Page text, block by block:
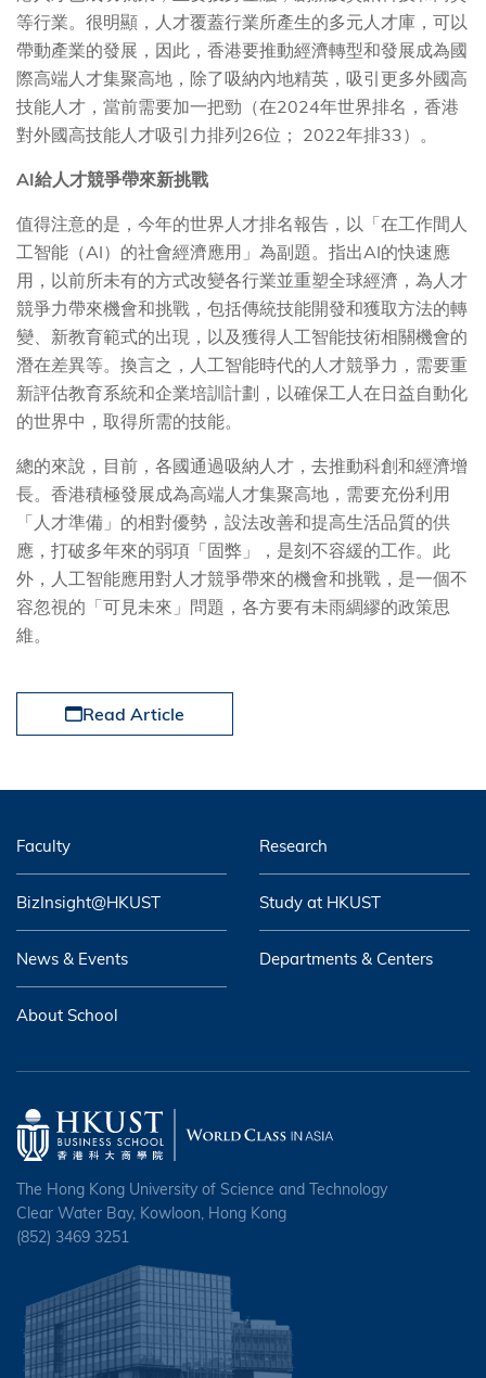
等行業。很明顯，人才覆蓋行業所產生的多元人才庫，可以
帶動產業的發展，因此，香港要推動經濟轉型和發展成為國
際高端人才集聚高地，除了吸納內地精英，吸引更多外國高
技能人才，當前需要加一把勁（在2024年世界排名，香港
對外國高技能人才吸引力排列26位； 2022年排33）。
AI給人才競爭帶來新挑戰
值得注意的是，今年的世界人才排名報告，以「在工作間人
工智能（AI）的社會經濟應用」為副題。指出AI的快速應
用，以前所未有的方式改變各行業並重塑全球經濟，為人才
競爭力帶來機會和挑戰，包括傳統技能開發和獲取方法的轉
變、新教育範式的出現，以及獲得人工智能技術相關機會的
潛在差異等。換言之，人工智能時代的人才競爭力，需要重
新評估教育系統和企業培訓計劃，以確保工人在日益自動化
的世界中，取得所需的技能。
總的來說，目前，各國通過吸納人才，去推動科創和經濟增
長。香港積極發展成為高端人才集聚高地，需要充份利用
「人才準備」的相對優勢，設法改善和提高生活品質的供
應，打破多年來的弱項「固弊」，是刻不容緩的工作。此
外，人工智能應用對人才競爭帶來的機會和挑戰，是一個不
容忽視的「可見未來」問題，各方要有未雨綢繆的政策思
維。
Read Article
Faculty Research
BizInsight@HKUST Study at HKUST
News & Events Departments & Centers
About School
The Hong Kong University of Science and Technology
Clear Water Bay, Kowloon, Hong Kong
(852) 3469 3251